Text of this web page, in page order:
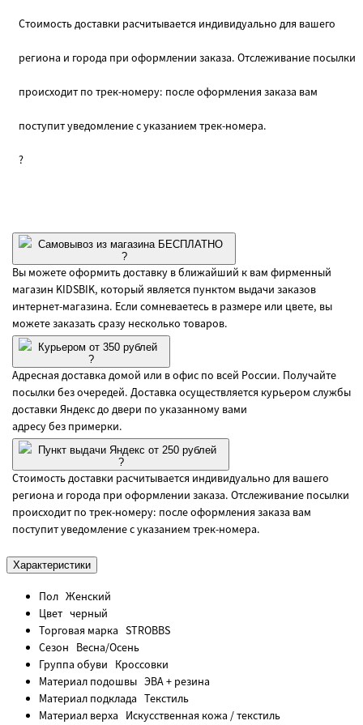
Стоимость доставки расчитывается индивидуально для вашего
региона и города при оформлении заказа. Отслеживание посылки
происходит по трек-номеру: после оформления заказа вам
поступит уведомление с указанием трек-номера.
?
Самовывоз из магазина БЕСПЛАТНО
?
Вы можете оформить доставку в ближайший к вам фирменный
магазин KIDSBIK, который является пунктом выдачи заказов
интернет-магазина. Если сомневаетесь в размере или цвете, вы
можете заказать сразу несколько товаров.
Курьером от 350 рублей
?
Адресная доставка домой или в офис по всей России. Получайте
посылки без очередей. Доставка осуществляется курьером службы
доставки Яндекс до двери по указанному вами
адресу без примерки.
Пункт выдачи Яндекс от 250 рублей
?
Стоимость доставки расчитывается индивидуально для вашего
региона и города при оформлении заказа. Отслеживание посылки
происходит по трек-номеру: после оформления заказа вам
поступит уведомление с указанием трек-номера.
Характеристики
Пол Женский
Цвет черный
Торговая марка STROBBS
Сезон Весна/Осень
Группа обуви Кроссовки
Материал подошвы ЭВА + резина
Материал подклада Текстиль
Материал верха Искусственная кожа / текстиль